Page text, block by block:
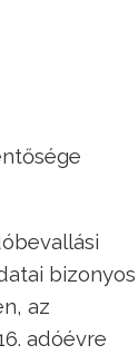
bizonyos
az
adóévre